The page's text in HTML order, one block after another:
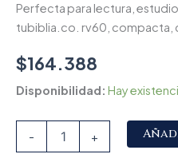
Perfecta para lectura,
tubiblia.co. rv60, compacta,
$164.388
Disponibilidad: Hay
- +